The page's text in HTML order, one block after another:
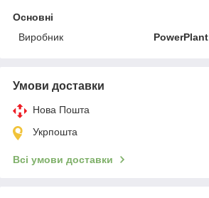
Основні
Виробник
PowerPlant
Умови доставки
Нова Пошта
Укрпошта
Всі умови доставки